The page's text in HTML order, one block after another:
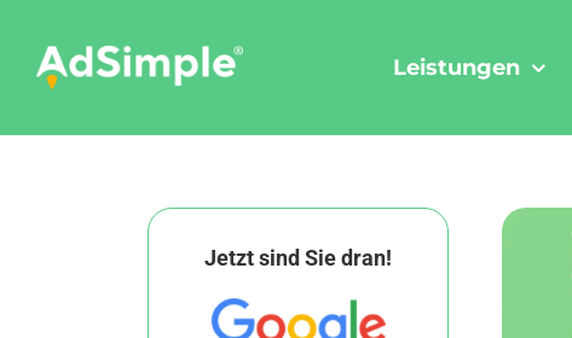
content
Leistungen
Jetzt sind Sie dran!